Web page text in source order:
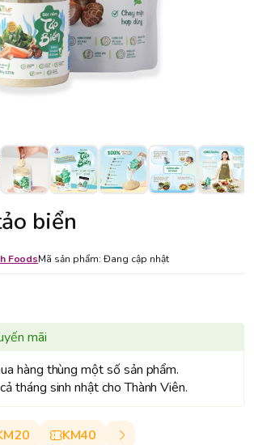
biển
FoodsMã sản phẩm: Đang cập nhật
mãi
hàng thùng một số sản phẩm.
tháng sinh nhật cho Thành Viên.
KM40